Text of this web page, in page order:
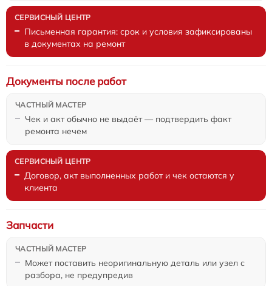
Письменная гарантия: срок и условия зафиксированы
в документах на ремонт
Чек и акт обычно не выдаёт — подтвердить факт
ремонта нечем
Документы после работ
Договор, акт выполненных работ и чек остаются у
клиента
Может поставить неоригинальную деталь или узел с
разбора, не предупредив
Запчасти